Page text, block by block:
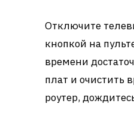
Отключите
кнопкой на
времени
плат и очистить
роутер,